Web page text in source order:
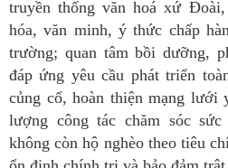
truyền thống văn hoá xứ
hóa, văn minh, ý thức chấp
trường; quan tâm bồi dưỡng,
đáp ứng yêu cầu phát triển
củng cố, hoàn thiện mạng lưới
lượng công tác chăm sóc
không còn hộ nghèo theo tiêu